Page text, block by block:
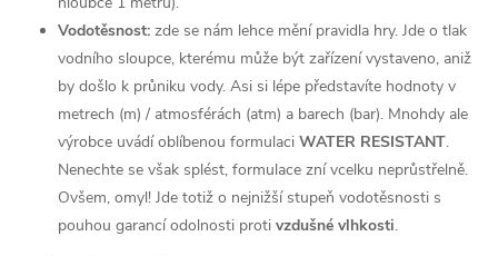
Vodotěsnost: zde se nám lehce mění pravidla hry. Jde o tlak
vodního sloupce, kterému může být zařízení vystaveno, aniž
by došlo k průniku vody. Asi si lépe představíte hodnoty v
metrech (m) / atmosférách (atm) a barech (bar). Mnohdy ale
výrobce uvádí oblíbenou formulaci WATER RESISTANT.
Nenechte se však splést, formulace zní vcelku neprůstřelně.
Ovšem, omyl! Jde totiž o nejnižší stupeň vodotěsnosti s
pouhou garancí odolnosti proti vzdušné vlhkosti.